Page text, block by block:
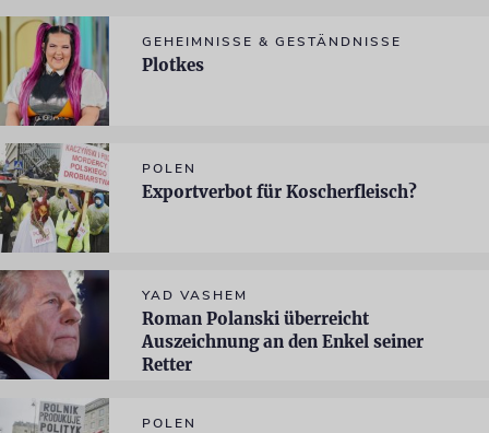
GEHEIMNISSE & GESTÄNDNISSE
Plotkes
POLEN
Exportverbot für Koscherfleisch?
YAD VASHEM
Roman Polanski überreicht
Auszeichnung an den Enkel seiner
Retter
POLEN